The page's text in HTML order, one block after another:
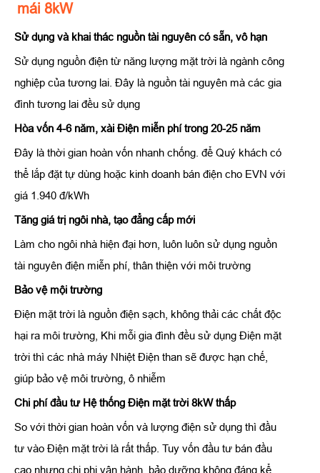
mái 8kW
Sử dụng và khai thác nguồn tài nguyên có sẵn, vô hạn
Sử dụng nguồn điện từ năng lượng mặt trời là ngành công
nghiệp của tương lai. Đây là nguồn tài nguyên mà các gia
đình tương lai đều sử dụng
Hòa vốn 4-6 năm, xài Điện miễn phí trong 20-25 năm
Đây là thời gian hoàn vốn nhanh chống. để Quý khách có
thể lắp đặt tự dùng hoặc kinh doanh bán điện cho EVN với
giá 1.940 đ/kWh
Tăng giá trị ngôi nhà, tạo đẳng cấp mới
Làm cho ngôi nhà hiện đại hơn, luôn luôn sử dụng nguồn
tài nguyên điện miễn phí, thân thiện với môi trường
Bảo vệ mội trường
Điện mặt trời là nguồn điện sạch, không thải các chất độc
hại ra môi trường, Khi mỗi gia đình đều sử dụng Điện mặt
trời thì các nhà máy Nhiệt Điện than sẽ được hạn chế,
giúp bảo vệ môi trường, ô nhiễm
Chi phí đầu tư Hệ thống Điện mặt trời 8kW thấp
So với thời gian hoàn vốn và lượng điện sử dụng thì đầu
tư vào Điện mặt trời là rất thấp. Tuy vốn đầu tư bán đầu
cao nhưng chi phi vận hành, bảo dưỡng không đáng kể